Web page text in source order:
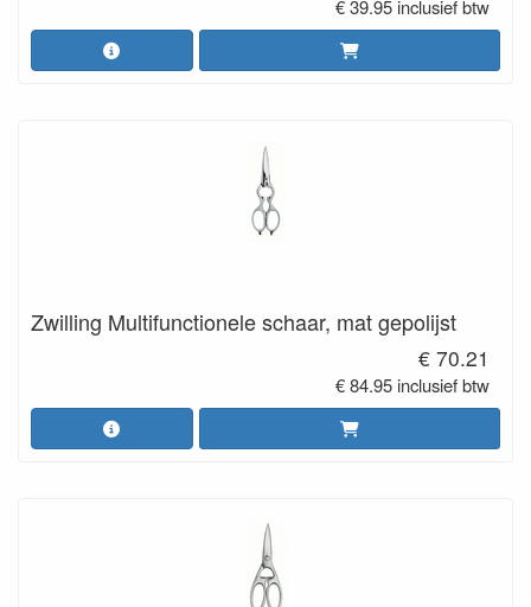
€ 39.95 inclusief btw
Zwilling Multifunctionele schaar, mat gepolijst
€ 70.21
€ 84.95 inclusief btw